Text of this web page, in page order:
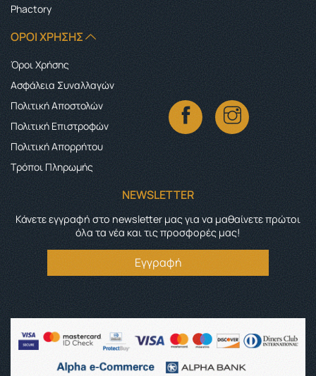
Phactory
ΌΡΟΙ ΧΡΉΣΗΣ
Όροι Χρήσης
Ασφάλεια Συναλλαγών
Πολιτική Αποστολών
Πολιτική Επιστροφών
Πολιτική Απορρήτου
Τρόποι Πληρωμής
NEWSLETTER
Κάνετε εγγραφή στο newsletter μας για να μαθαίνετε πρώτοι
όλα τα νέα και τις προσφορές μας!
Εγγραφή